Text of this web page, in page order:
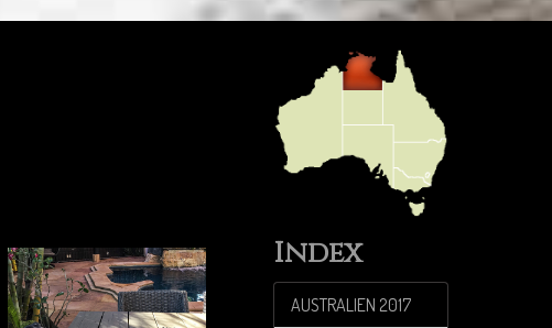
Index
AUSTRALIEN 2017